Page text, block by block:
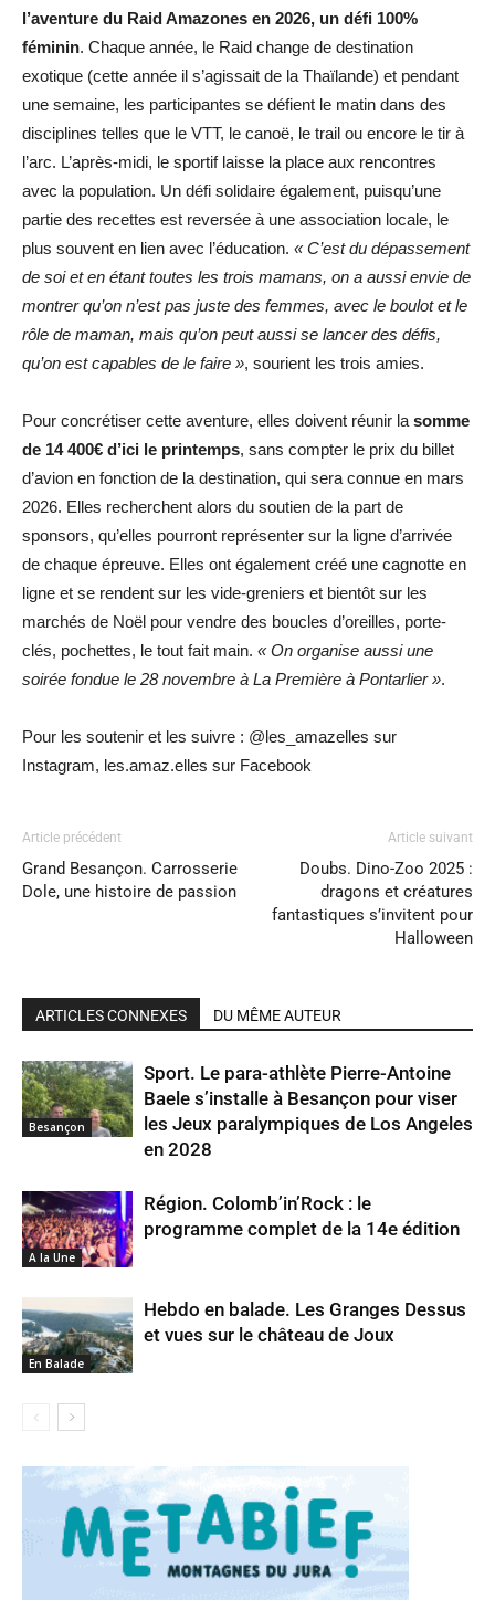
l’aventure du Raid Amazones en 2026, un défi 100%
féminin. Chaque année, le Raid change de destination
exotique (cette année il s’agissait de la Thaïlande) et pendant
une semaine, les participantes se défient le matin dans des
disciplines telles que le VTT, le canoë, le trail ou encore le tir à
l’arc. L’après-midi, le sportif laisse la place aux rencontres
avec la population. Un défi solidaire également, puisqu’une
partie des recettes est reversée à une association locale, le
plus souvent en lien avec l’éducation. « C’est du dépassement
de soi et en étant toutes les trois mamans, on a aussi envie de
montrer qu’on n’est pas juste des femmes, avec le boulot et le
rôle de maman, mais qu’on peut aussi se lancer des défis,
qu’on est capables de le faire », sourient les trois amies.
Pour concrétiser cette aventure, elles doivent réunir la somme
de 14 400€ d’ici le printemps, sans compter le prix du billet
d’avion en fonction de la destination, qui sera connue en mars
2026. Elles recherchent alors du soutien de la part de
sponsors, qu’elles pourront représenter sur la ligne d’arrivée
de chaque épreuve. Elles ont également créé une cagnotte en
ligne et se rendent sur les vide-greniers et bientôt sur les
marchés de Noël pour vendre des boucles d’oreilles, porte-
clés, pochettes, le tout fait main. « On organise aussi une
soirée fondue le 28 novembre à La Première à Pontarlier ».
Pour les soutenir et les suivre : @les_amazelles sur
Instagram, les.amaz.elles sur Facebook
Article précédent
Grand Besançon. Carrosserie
Dole, une histoire de passion
Article suivant
Doubs. Dino-Zoo 2025 :
dragons et créatures
fantastiques s’invitent pour
Halloween
ARTICLES CONNEXES DU MÊME AUTEUR
Besançon
Sport. Le para-athlète Pierre-Antoine
Baele s’installe à Besançon pour viser
les Jeux paralympiques de Los Angeles
en 2028
A la Une
Région. Colomb’in’Rock : le
programme complet de la 14e édition
En Balade
Hebdo en balade. Les Granges Dessus
et vues sur le château de Joux